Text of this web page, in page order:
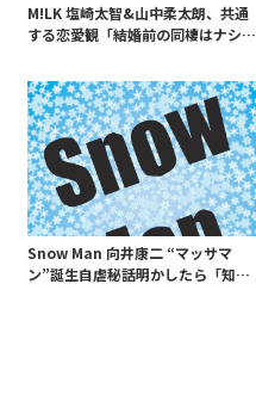
M!LK 塩崎太智&山中柔太朗、共通
する恋愛観「結婚前の同棲はナシ」
Snow Man 向井康二 “マッサマ
ン”誕生自虐秘話明かしたら「知ら